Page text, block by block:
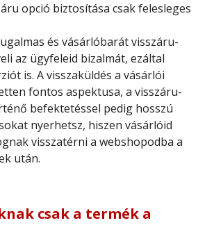
opció biztosítása csak felesleges
és vásárlóbarát visszáru-
az ügyfeleid bizalmát, ezáltal
is. A visszaküldés a vásárlói
fontos aspektusa, a visszáru-
befektetéssel pedig hosszú
nyerhetsz, hiszen vásárlóid
visszatérni a webshopodba a
után.
csak a termék a